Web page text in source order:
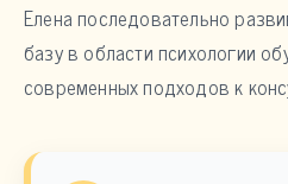
Елена последовательно
базу в области психологии
современных подходов к